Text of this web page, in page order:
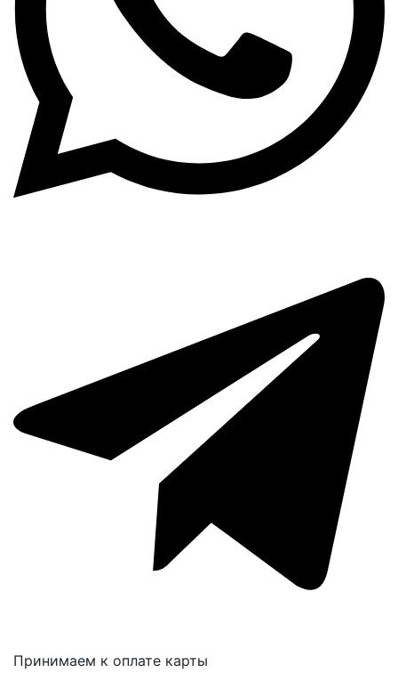
Принимаем к оплате карты